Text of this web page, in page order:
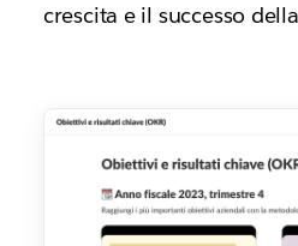
crescita e il successo